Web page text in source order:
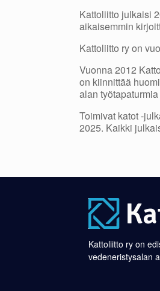
Kattoliitto julkaisi
aikaisemmin
Kattoliitto ry on
Vuonna 2012
on kiinnittää
alan
Toimivat katot -
2025. Kaikki
Kattoliitto ry on
vedeneristysalan